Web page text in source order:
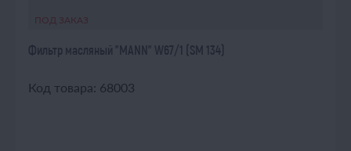
ПОД ЗАКАЗ
Фильтр масляный "MANN" W67/1 (SM 134)
Код товара: 68003